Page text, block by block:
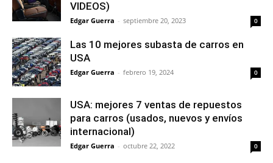
VIDEOS)
Edgar Guerra - septiembre 20, 2023 0
Las 10 mejores subasta de carros en
USA
Edgar Guerra - febrero 19, 2024 0
USA: mejores 7 ventas de repuestos
para carros (usados, nuevos y envíos
internacional)
Edgar Guerra - octubre 22, 2022 0